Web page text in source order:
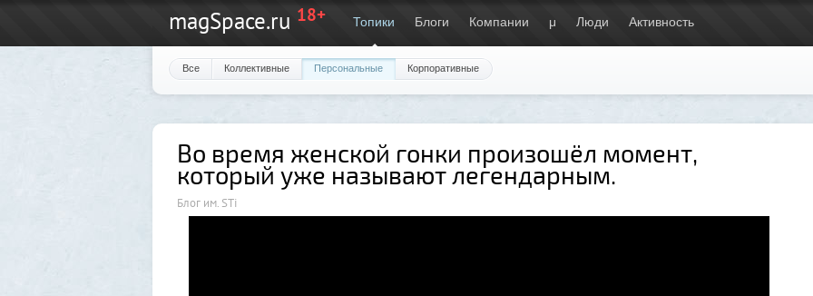
magSpace.ru 18+ Топики Блоги Компании μ Люди Активность
Все Коллективные Персональные Корпоративные
Во время женской гонки произошёл момент,
который уже называют легендарным.
Блог им. STi